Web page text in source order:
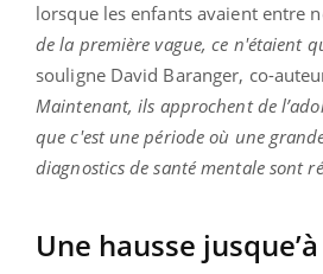
lorsque les enfants avaient entre
de la première vague, ce n'étaient
souligne David Baranger, co-
Maintenant, ils approchent de
que c'est une période où une
diagnostics de santé mentale sont
Une hausse